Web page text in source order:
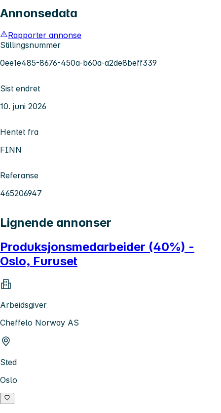
Annonsedata
Rapporter annonse
Stillingsnummer
0ee1e485-8676-450a-b60a-a2de8beff339
Sist endret
10. juni 2026
Hentet fra
FINN
Referanse
465206947
Lignende annonser
Produksjonsmedarbeider (40%) -
Oslo, Furuset
Arbeidsgiver
Cheffelo Norway AS
Sted
Oslo